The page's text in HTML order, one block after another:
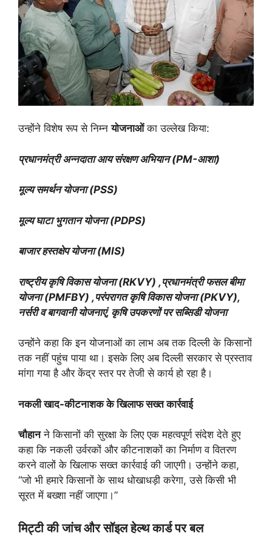
उन्होंने विशेष रूप से निम्नयोजनाओंका उल्लेख किया:
प्रधानमंत्री अन्नदाता आय संरक्षण अभियान (PM-आशा)
मूल्य समर्थन योजना (PSS)
मूल्य घाटा भुगतान योजना (PDPS)
बाजार हस्तक्षेप योजना (MIS)
राष्ट्रीय कृषि विकास योजना (RKVY) ,प्रधानमंत्री फसल बीमा
योजना (PMFBY) ,परंपरागत कृषि विकास योजना (PKVY),
नर्सरी व बागवानी योजनाएं, कृषि उपकरणों पर सब्सिडी योजना
उन्होंने कहा कि इन योजनाओं का लाभ अब तक दिल्ली के किसानों
तक नहीं पहुंच पाया था। इसके लिए अब दिल्ली सरकार से प्रस्ताव
मांगा गया है और केंद्र स्तर पर तेजी से कार्य हो रहा है।
नकली खाद-कीटनाशक के खिलाफ सख्त कार्रवाई
चौहानने किसानों की सुरक्षा के लिए एक महत्वपूर्ण संदेश देते हुए
कहा कि नकली उर्वरकों और कीटनाशकों का निर्माण व वितरण
करने वालों के खिलाफ सख्त कार्रवाई की जाएगी। उन्होंने कहा,
“जो भी हमारे किसानों के साथ धोखाधड़ी करेगा, उसे किसी भी
सूरत में बख्शा नहीं जाएगा।”
मिट्टी की जांच और सॉइल हेल्थ कार्ड पर बल